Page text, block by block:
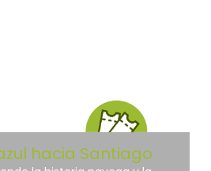
hacia Santiago